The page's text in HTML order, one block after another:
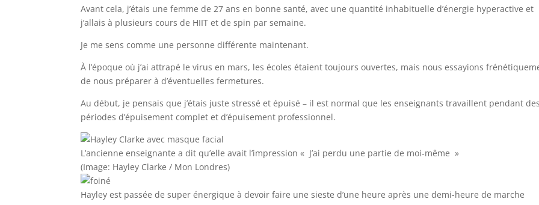
Avant cela, j’étais une femme de 27 ans en bonne santé, avec une quantité inhabituelle d’énergie hyperactive et
j’allais à plusieurs cours de HIIT et de spin par semaine.
Je me sens comme une personne différente maintenant.
À l’époque où j’ai attrapé le virus en mars, les écoles étaient toujours ouvertes, mais nous essayions
de nous préparer à d’éventuelles fermetures.
Au début, je pensais que j’étais juste stressé et épuisé – il est normal que les enseignants travaillent pendant des
périodes d’épuisement complet et d’épuisement professionnel.
L’ancienne enseignante a dit qu’elle avait l’impression « J’ai perdu une partie de moi-même »
(Image: Hayley Clarke / Mon Londres)
Hayley est passée de super énergique à devoir faire une sieste d’une heure après une demi-heure de marche